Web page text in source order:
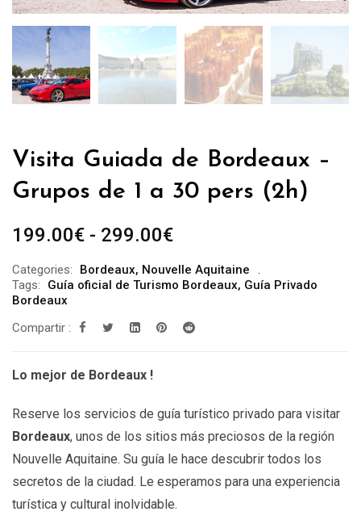
Visita Guiada de Bordeaux –
Grupos de 1 a 30 pers (2h)
199.00€ - 299.00€Rango
precios:
199.00€
Categories: Bordeaux, Nouvelle Aquitaine
Tags:
Guía oficial de Turismo Bordeaux, Guía Privado
Bordeaux
Compartir :
Lo mejor de Bordeaux !
Reserve los servicios de guía turístico privado para visitar
Bordeaux, unos de los sitios más preciosos de la región
Nouvelle Aquitaine. Su guía le hace descubrir todos los
secretos de la ciudad. Le esperamos para una experiencia
turística y cultural inolvidable.